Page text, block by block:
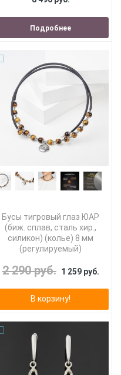
Подробнее
Бусы тигровый глаз ЮАР
(биж. сплав, сталь хир.,
силикон) (колье) 8 мм
(регулируемый)
2 290 руб. 1 259 руб.
В корзину!